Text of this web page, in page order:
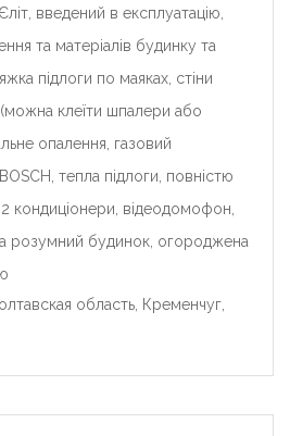
введений в експлуатацію,
та матеріалів будинку та
підлоги по маяках, стіни
(можна клеїти шпалери або
опалення, газовий
тепла підлоги, повністю
кондиціонери, відеодомофон,
розумний будинок, огороджена
область, Кременчуг,